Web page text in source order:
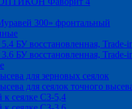
300» фронтальный
БУ восстановленная, Trade-
БУ восстановленная, Trade-
для зерновых сеялок
для сеялок точного
сеялке СЗ-5,4